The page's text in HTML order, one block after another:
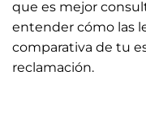
que es mejor
entender cómo las
comparativa de tu
reclamación.